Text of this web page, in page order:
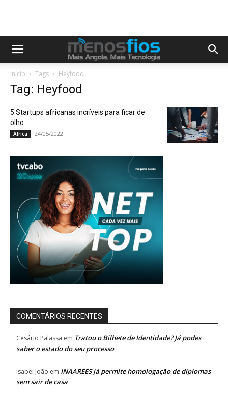
Início Tags Heyfood
Tag: Heyfood
5 Startups africanas incríveis para ficar de
olho
África 24/05/2022
COMENTÁRIOS RECENTES
Cesário Palassa em Tratou o Bilhete de Identidade? Já podes
saber o estado do seu processo
Isabel João em INAAREES já permite homologação de diplomas
sem sair de casa